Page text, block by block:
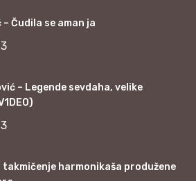
Čudila se aman ja
– Legende sevdaha, velike
takmičenje harmonikaša produžene